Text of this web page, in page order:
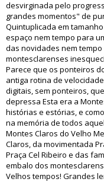
desvirginada pelo
grandes momentos" de
Quintuplicada em
espaço nem tempo para
das novidades nem
montesclarenses
Parece que os ponteiros
antiga rotina de
digitais, sem ponteiros,
depressa Esta era a
histórias e estórias, e
na memória de todos
Montes Claros do Velho
Claros, da movimentada
Praça Cel Ribeiro e das
embalo dos
Velhos tempos! Grandes